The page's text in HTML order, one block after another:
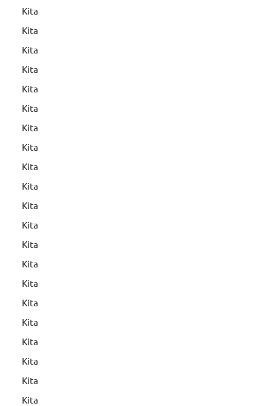
Kita
Kita
Kita
Kita
Kita
Kita
Kita
Kita
Kita
Kita
Kita
Kita
Kita
Kita
Kita
Kita
Kita
Kita
Kita
Kita
Kita